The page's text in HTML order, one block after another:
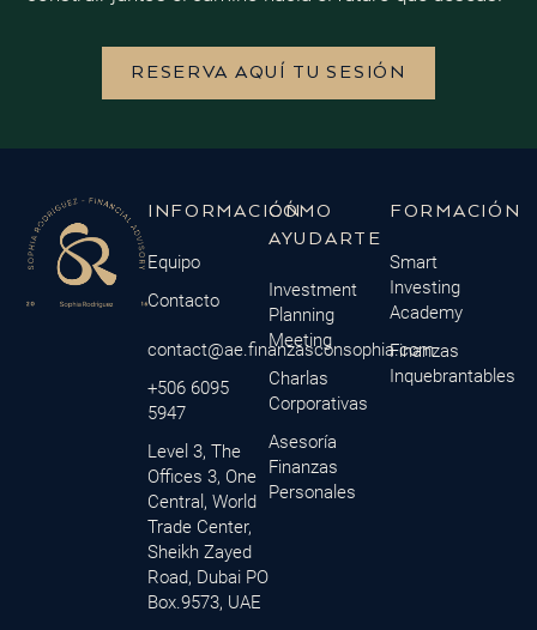
RESERVA AQUÍ TU SESIÓN
INFORMACIÓN
Equipo
Contacto
contact@ae.finanzasconsophia.com
+506 6095
5947
Level 3, The
Offices 3, One
Central, World
Trade Center,
Sheikh Zayed
Road, Dubai PO
Box.9573, UAE
CÓMO
AYUDARTE
Investment
Planning
Meeting
Charlas
Corporativas
Asesoría
Finanzas
Personales
FORMACIÓN
Smart
Investing
Academy
Finanzas
Inquebrantables